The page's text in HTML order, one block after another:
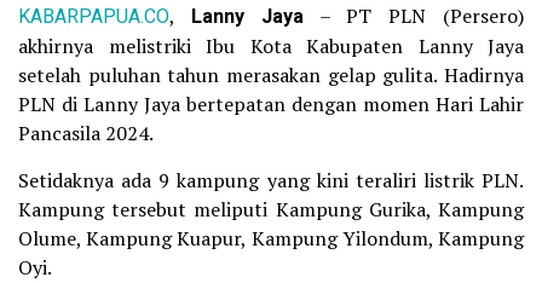
KABARPAPUA.CO, Lanny Jaya– PT PLN (Persero)
akhirnya melistriki Ibu Kota Kabupaten Lanny Jaya
setelah puluhan tahun merasakan gelap gulita. Hadirnya
PLN di Lanny Jaya bertepatan dengan momen Hari Lahir
Pancasila 2024.
Setidaknya ada 9 kampung yang kini teraliri listrik PLN.
Kampung tersebut meliputi Kampung Gurika, Kampung
Olume, Kampung Kuapur, Kampung Yilondum, Kampung
Oyi.